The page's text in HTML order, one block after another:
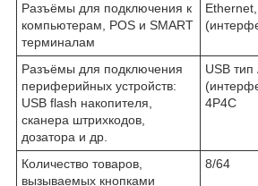
Разъёмы для подключения к
компьютерам, POS и SMART
терминалам
Разъёмы для подключения
периферийных устройств:
USB flash накопителя,
сканера штрихкодов,
дозатора и др.
USB
4P4C
Количество товаров,
вызываемых кнопками
8/64